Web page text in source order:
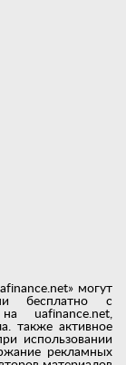
могут
бесплатно с
uafinance.net,
также активное
использовании
рекламных